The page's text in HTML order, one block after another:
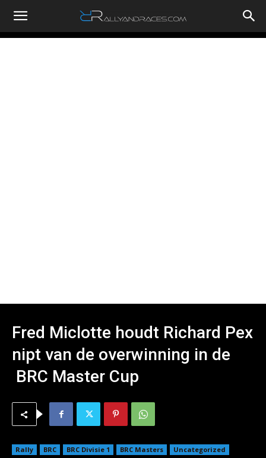
RallyandRaces.com
Fred Miclotte houdt Richard Pex
nipt van de overwinning in de
BRC Master Cup
Rally BRC BRC Divisie 1 BRC Masters
Uncategorized